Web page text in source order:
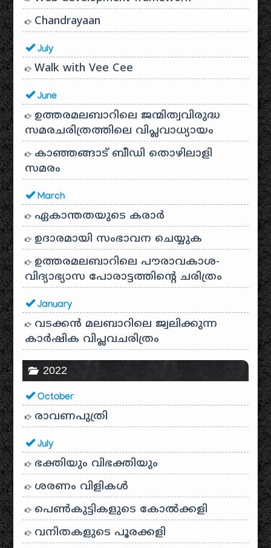
Chandrayaan
July
Walk with Vee Cee
June
ഉത്തരമലബാറിലെ ജന്മിത്വവിരുദ്ധ
സമരചരിത്രത്തിലെ വിപ്ലവാധ്യായം
കാഞ്ഞങ്ങാട് ബീഡി തൊഴിലാളി
സമരം
March
ഏകാന്തതയുടെ കരാർ
ഉദാരമായി സംഭാവന ചെയ്യുക
ഉത്തരമലബാറിലെ പൗരാവകാശ-
വിദ്യാഭ്യാസ പോരാട്ടത്തിന്റെ ചരിത്രം
January
വടക്കൻ മലബാറിലെ ജ്വലിക്കുന്ന
കാർഷിക വിപ്ലവചരിത്രം
2022
October
രാവണപുത്രി
July
ഭക്തിയും വിഭക്തിയും
ശരണം വിളികൾ
പെൺകുട്ടികളുടെ കോൽക്കളി
വനിതകളുടെ പൂരക്കളി